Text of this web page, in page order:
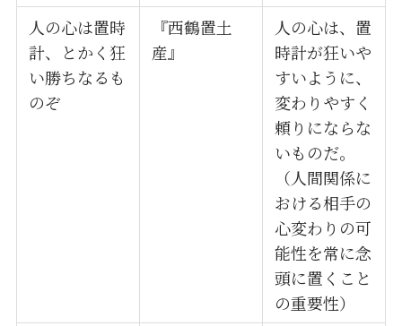
人の心は置時
計、とかく狂
い勝ちなるも
のぞ
『西鶴置土
産』
人の心は、置
時計が狂いや
すいように、
変わりやすく
頼りにならな
いものだ。
（人間関係に
おける相手の
心変わりの可
能性を常に念
頭に置くこと
の重要性）